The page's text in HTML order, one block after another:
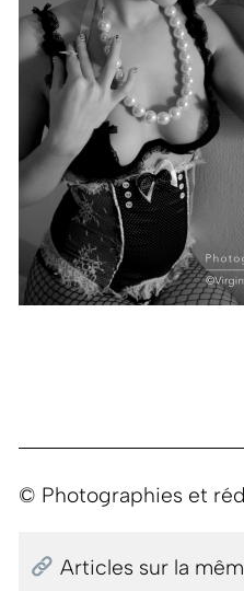
© Photographies et
Articles sur la